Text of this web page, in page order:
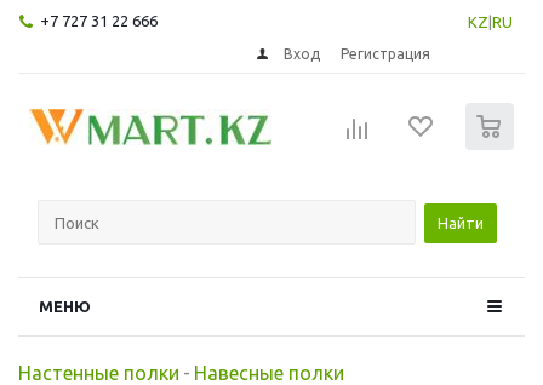
+7 727 31 22 666 KZ RU
Вход Регистрация
Найти
МЕНЮ
Настенные полки - Навесные полки